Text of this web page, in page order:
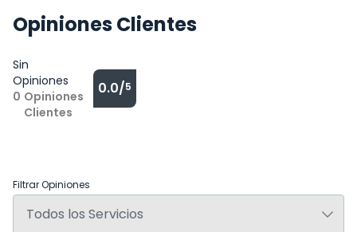
Opiniones Clientes
Sin
Opiniones
0 Opiniones
Clientes
0.0/5
Filtrar Opiniones